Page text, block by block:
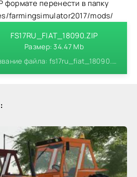
формате перенести в папку
farmingsimulator2017/mods/
FS17RU_FIAT_18090.ZIP
Размер: 34.47 Mb
Название файла: fs17ru_fiat_18090.zip